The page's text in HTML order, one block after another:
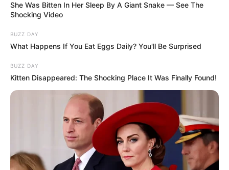
She Was Bitten In Her Sleep By A Giant Snake — See The
Shocking Video
BUZZ DAY
What Happens If You Eat Eggs Daily? You'll Be Surprised
BUZZ DAY
Kitten Disappeared: The Shocking Place It Was Finally Found!